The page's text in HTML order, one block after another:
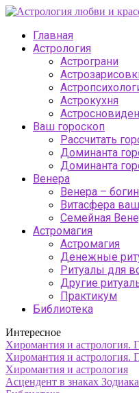
Главная
Астрология
Астрограни
Астрокухня
Ваш гороскоп
Рассчитать
Доминанта
Доминанта
Венера
Венера –
Витасфера
Семейная
Астромагия
Астромагия
Денежные
Ритуалы для
Другие
Практикум
Библиотека
Интересное
Хиромантия и астрология.
Хиромантия и астрология.
Хиромантия и астрология
Асцендент в знаках